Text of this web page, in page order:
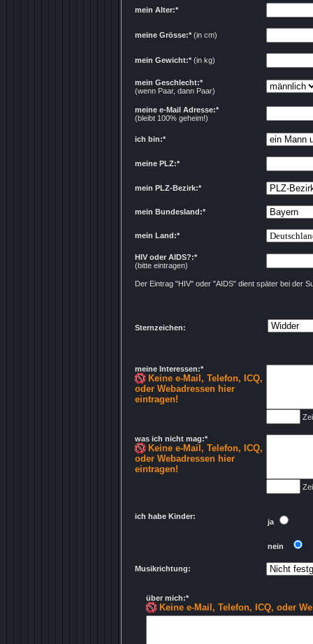
mein Alter:*
meine Grösse:*(in cm)
mein Gewicht:*(in kg)
mein Geschlecht:*
(wenn Paar, dann Paar)
meine e-Mail Adresse:*
(bleibt 100% geheim!)
ich bin:*
meine PLZ:*
mein PLZ-Bezirk:*
mein Bundesland:*
mein Land:*
HIV oder AIDS?:*
(bitte eintragen)
Der Eintrag "HIV" oder "AIDS" dient später bei der
Sternzeichen:
meine Interessen:*
Keine e-Mail, Telefon, ICQ,
oder Webadressen hier
eintragen!
was ich nicht mag:*
Keine e-Mail, Telefon, ICQ,
oder Webadressen hier
eintragen!
ich habe Kinder:
ja
nein
Musikrichtung:
über mich:*
Keine e-Mail, Telefon, ICQ, oder